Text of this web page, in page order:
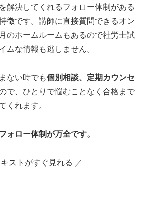
解決してくれるフォロー体制がある
徴です。講師に直接質問できるオン
のホームルームもあるので社労士試
ムな情報も逃しません。
ない時でも個別相談、定期カウンセ
で、ひとりで悩むことなく合格まで
くれます。
ォロー体制が万全です。
ストがすぐ見れる ／